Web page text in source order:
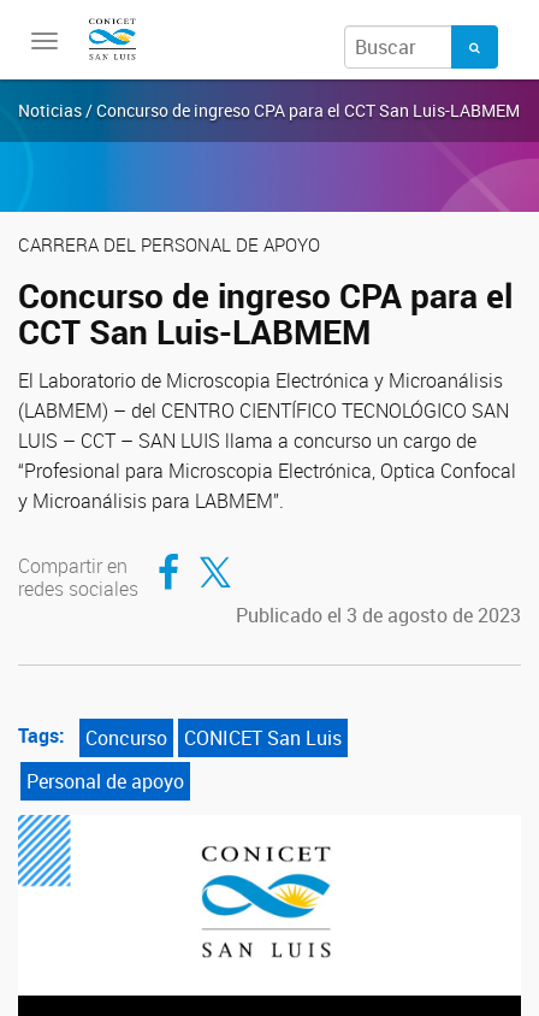
Toggle
Noticias / Concurso de ingreso CPA para el CCT San Luis-LABMEM
CARRERA DEL PERSONAL DE APOYO
Concurso de ingreso CPA para el
CCT San Luis-LABMEM
El Laboratorio de Microscopia Electrónica y Microanálisis
(LABMEM) – del CENTRO CIENTÍFICO TECNOLÓGICO SAN
LUIS – CCT – SAN LUIS llama a concurso un cargo de
“Profesional para Microscopia Electrónica, Optica Confocal
y Microanálisis para LABMEM”.
Compartir en
redes sociales
Compartir en Facebook
Compartir en Twitter
Publicado el 3 de agosto de 2023
Tags: Concurso
CONICET San Luis
Personal de apoyo